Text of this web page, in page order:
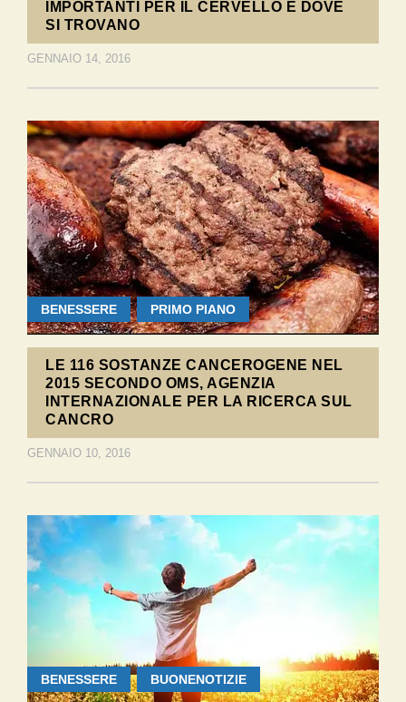
IMPORTANTI PER IL CERVELLO E DOVE
SI TROVANO
GENNAIO 14, 2016
BENESSERE PRIMO PIANO
LE 116 SOSTANZE CANCEROGENE NEL
2015 SECONDO OMS, AGENZIA
INTERNAZIONALE PER LA RICERCA SUL
CANCRO
GENNAIO 10, 2016
BENESSERE BUONENOTIZIE